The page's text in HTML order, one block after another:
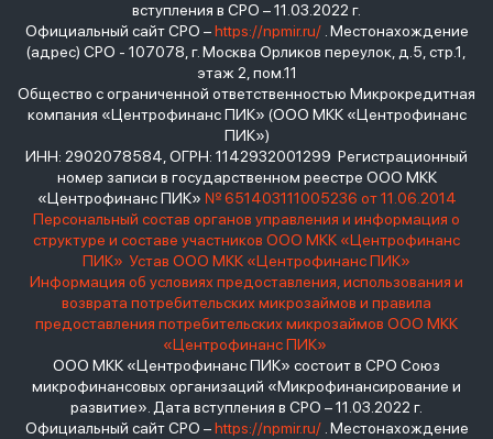
вступления в СРО – 11.03.2022 г.
Официальный сайт СРО –https://npmir.ru/. Местонахождение
(адрес) СРО - 107078, г. Москва Орликов переулок, д.5, стр.1,
этаж 2, пом.11
Общество с ограниченной ответственностью Микрокредитная
компания «Центрофинанс ПИК» (ООО МКК «Центрофинанс
ПИК»)
ИНН: 2902078584, ОГРН: 1142932001299 Регистрационный
номер записи в государственном реестре ООО МКК
«Центрофинанс ПИК» № 651403111005236 от 11.06.2014
Персональный состав органов управления и информация о
структуре и составе участников ООО МКК «Центрофинанс
ПИК» Устав ООО МКК «Центрофинанс ПИК»
Информация об условиях предоставления, использования и
возврата потребительских микрозаймов и правила
предоставления потребительских микрозаймов ООО МКК
«Центрофинанс ПИК»
ООО МКК «Центрофинанс ПИК» состоит в СРО Союз
микрофинансовых организаций «Микрофинансирование и
развитие». Дата вступления в СРО – 11.03.2022 г.
Официальный сайт СРО –https://npmir.ru/. Местонахождение